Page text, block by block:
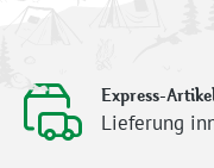
Express-
Lieferung